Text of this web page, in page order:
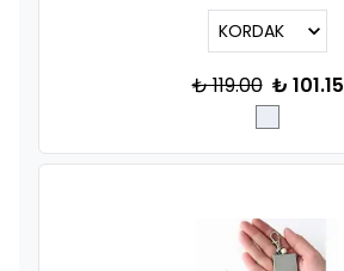
₺ 119.00 ₺ 101.15